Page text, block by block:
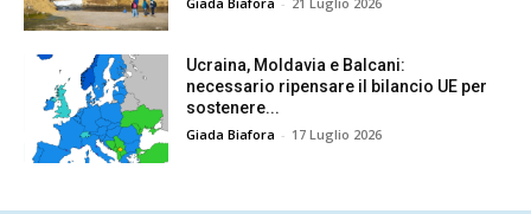
Ucraina, Moldavia e Balcani:
necessario ripensare il bilancio UE per
sostenere...
Giada Biafora - 17 Luglio 2026